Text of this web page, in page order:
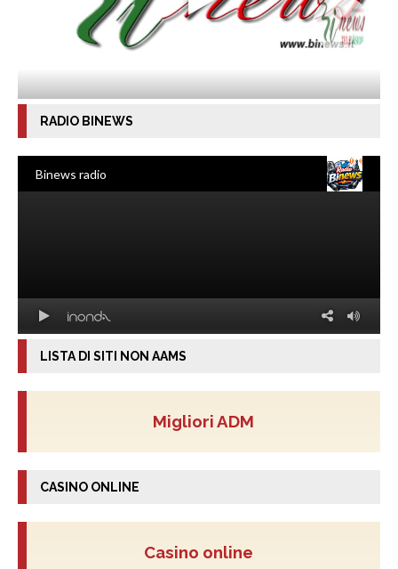
RADIO BINEWS
LISTA DI SITI NON AAMS
Migliori ADM
CASINO ONLINE
Casino online